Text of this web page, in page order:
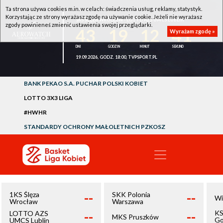
1KS ŚLĘZA WROCŁAW - LOTTO AZS UMCS LUBLIN
41
19.09.2026, GODZ. 18:00, TVPSPORT.PL
BANK PEKAO S.A. PUCHAR POLSKI KOBIET
LOTTO 3X3 LIGA
#HWHR
STANDARDY OCHRONY MAŁOLETNICH PZKOSZ
1KS Ślęza
Wrocław
--
LOTTO AZS
UMCS Lublin
--
SKK Polonia
Warszawa
--
MKS Pruszków --
Ta strona używa cookies m.in. w celach: świadczenia usług, reklamy, statystyk.
Korzystając ze strony wyrażasz zgodę na używanie cookie. Jeżeli nie wyrażasz
zgody powinieneś zmienić ustawienia swojej przeglądarki.
Wyrażam zgodę »